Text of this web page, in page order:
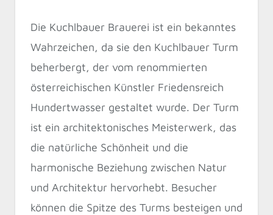
Die Kuchlbauer Brauerei ist ein bekanntes
Wahrzeichen, da sie den Kuchlbauer Turm
beherbergt, der vom renommierten
österreichischen Künstler Friedensreich
Hundertwasser gestaltet wurde. Der Turm
ist ein architektonisches Meisterwerk, das
die natürliche Schönheit und die
harmonische Beziehung zwischen Natur
und Architektur hervorhebt. Besucher
können die Spitze des Turms besteigen und